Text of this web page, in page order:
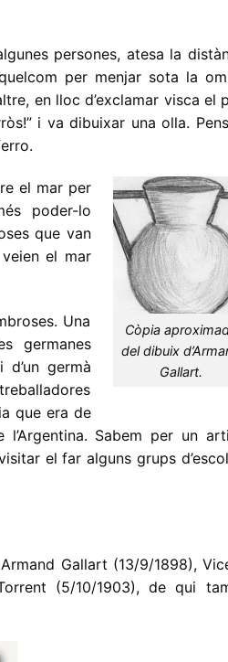
persones, atesa la
per menjar sota la
en lloc d’exclamar visca el
i va dibuixar una olla.
Còpia
del dibuix
Gallart.
el mar per
poder-lo
que van
el mar
Una
germanes
d’un germà
que era de
Sabem per un
el far alguns grups
Gallart (13/9/1898),
(5/10/1903), de qui